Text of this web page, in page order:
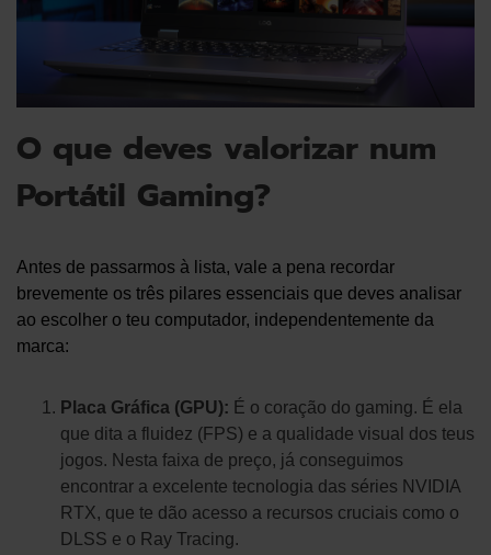
O que deves valorizar num
Portátil Gaming?
Antes de passarmos à lista, vale a pena recordar
brevemente os três pilares essenciais que deves analisar
ao escolher o teu computador, independentemente da
marca:
Placa Gráfica (GPU): É o coração do gaming. É ela
que dita a fluidez (FPS) e a qualidade visual dos teus
jogos. Nesta faixa de preço, já conseguimos
encontrar a excelente tecnologia das séries NVIDIA
RTX, que te dão acesso a recursos cruciais como o
DLSS e o Ray Tracing.